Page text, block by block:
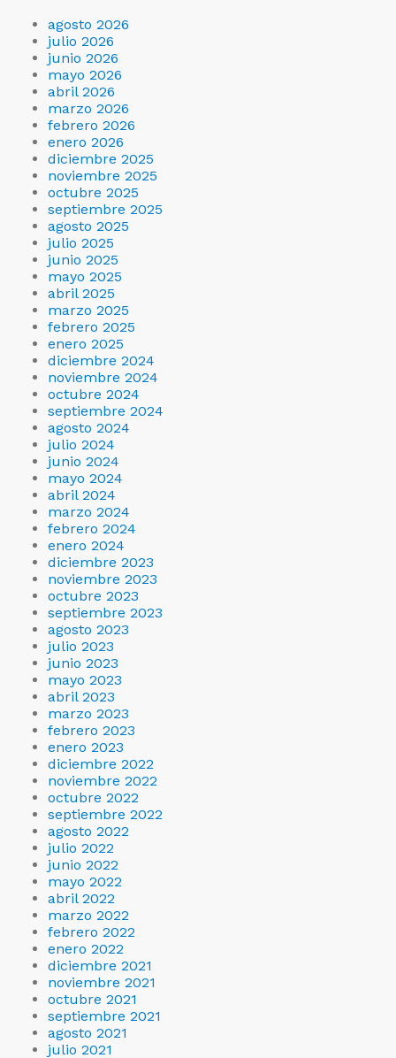
agosto 2026
julio 2026
junio 2026
mayo 2026
abril 2026
marzo 2026
febrero 2026
enero 2026
diciembre 2025
noviembre 2025
octubre 2025
septiembre 2025
agosto 2025
julio 2025
junio 2025
mayo 2025
abril 2025
marzo 2025
febrero 2025
enero 2025
diciembre 2024
noviembre 2024
octubre 2024
septiembre 2024
agosto 2024
julio 2024
junio 2024
mayo 2024
abril 2024
marzo 2024
febrero 2024
enero 2024
diciembre 2023
noviembre 2023
octubre 2023
septiembre 2023
agosto 2023
julio 2023
junio 2023
mayo 2023
abril 2023
marzo 2023
febrero 2023
enero 2023
diciembre 2022
noviembre 2022
octubre 2022
septiembre 2022
agosto 2022
julio 2022
junio 2022
mayo 2022
abril 2022
marzo 2022
febrero 2022
enero 2022
diciembre 2021
noviembre 2021
octubre 2021
septiembre 2021
agosto 2021
julio 2021